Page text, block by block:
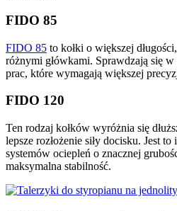
FIDO 85
FIDO 85 to kołki o większej
różnymi główkami. Sprawdzają się w
prac, które wymagają większej
FIDO 120
Ten rodzaj kołków wyróżnia się
lepsze rozłożenie siły docisku. Jest
systemów ociepleń o znacznej
maksymalna stabilność.